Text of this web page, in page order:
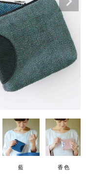
藍 香色